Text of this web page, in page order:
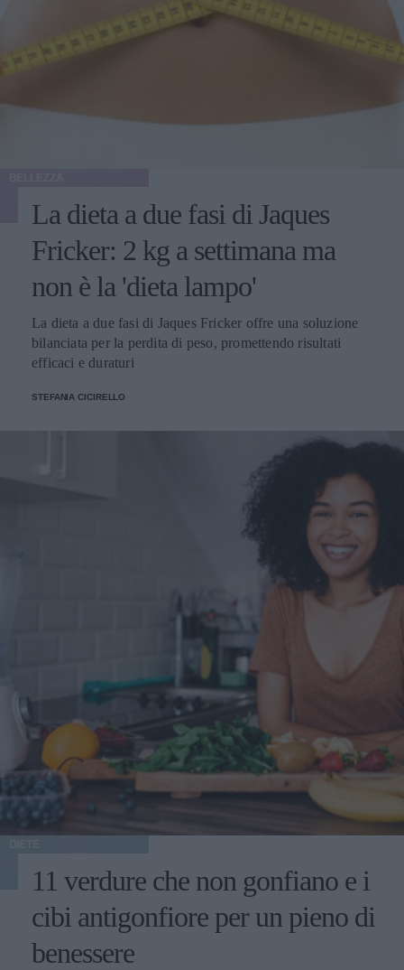
La dieta a due fasi di Jaques
Fricker: 2 kg a settimana ma
non è la 'dieta lampo'
La dieta a due fasi di Jaques Fricker offre una soluzione
bilanciata per la perdita di peso, promettendo risultati
efficaci e duraturi
STEFANIA CICIRELLO
11 verdure che non gonfiano e i
cibi antigonfiore per un pieno di
benessere